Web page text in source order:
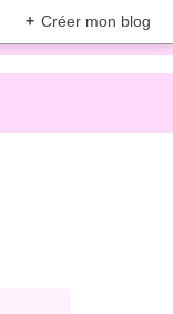
+ Créer mon blog